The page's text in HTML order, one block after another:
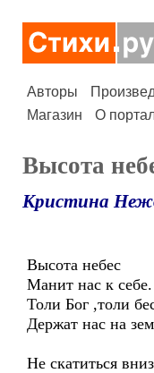
Авторы
Магазин
О
Высота
Кристина
Высота небес
Манит нас к себе.
Толи Бог ,толи
Держат нас на
Не скатиться